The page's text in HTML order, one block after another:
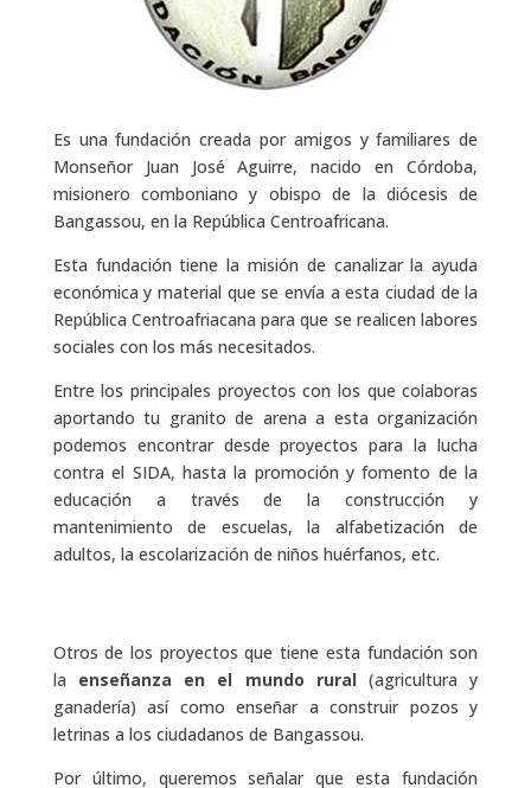
Es una fundación creada por amigos y familiares de
Monseñor Juan José Aguirre, nacido en Córdoba,
misionero comboniano y obispo de la diócesis de
Bangassou, en la República Centroafricana.
Esta fundación tiene la misión de canalizar la ayuda
económica y material que se envía a esta ciudad de la
República Centroafriacana para que se realicen labores
sociales con los más necesitados.
Entre los principales proyectos con los que colaboras
aportando tu granito de arena a esta organización
podemos encontrar desde proyectos para la lucha
contra el SIDA, hasta la promoción y fomento de la
educación a través de la construcción y
mantenimiento de escuelas, la alfabetización de
adultos, la escolarización de niños huérfanos, etc.
Otros de los proyectos que tiene esta fundación son
la enseñanza en el mundo rural(agricultura y
ganadería) así como enseñar a construir pozos y
letrinas a los ciudadanos de Bangassou.
Por último, queremos señalar que esta fundación